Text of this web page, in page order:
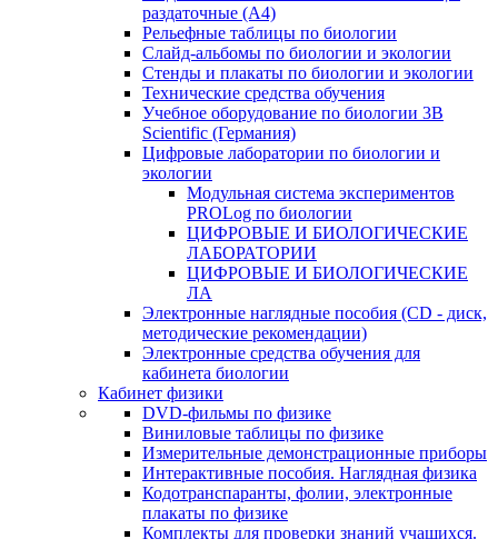
раздаточные (А4)
Рельефные таблицы по биологии
Слайд-альбомы по биологии и экологии
Стенды и плакаты по биологии и экологии
Технические средства обучения
Учебное оборудование по биологии 3B
Scientific (Германия)
Цифровые лаборатории по биологии и
экологии
Модульная система экспериментов
PROLog по биологии
ЦИФРОВЫЕ И БИОЛОГИЧЕСКИЕ
ЛАБОРАТОРИИ
ЦИФРОВЫЕ И БИОЛОГИЧЕСКИЕ
ЛА
Электронные наглядные пособия (CD - диск,
методические рекомендации)
Электронные средства обучения для
кабинета биологии
Кабинет физики
DVD-фильмы по физике
Виниловые таблицы по физике
Измерительные демонстрационные приборы
Интерактивные пособия. Наглядная физика
Кодотранспаранты, фолии, электронные
плакаты по физике
Комплекты для проверки знаний учащихся.